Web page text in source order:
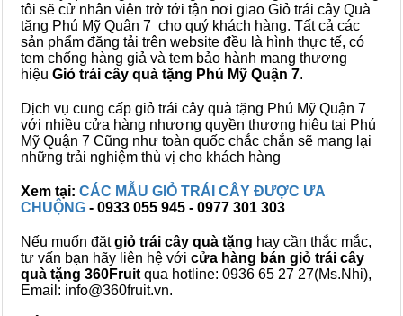
tôi sẽ cử nhân viên trở tới tận nơi giao Giỏ trái cây Quà
tặng Phú Mỹ Quận 7 cho quý khách hàng. Tất cả các
sản phẩm đăng tải trên website đều là hình thực tế, có
tem chống hàng giả và tem bảo hành mang thương
hiệu Giỏ trái cây quà tặng Phú Mỹ Quận 7.
Dịch vụ cung cấp giỏ trái cây quà tặng Phú Mỹ Quận 7
với nhiều cửa hàng nhượng quyền thương hiệu tại Phú
Mỹ Quận 7 Cũng như toàn quốc chắc chắn sẽ mang lại
những trải nghiệm thù vị cho khách hàng
Xem tại: CÁC MẪU GIỎ TRÁI CÂY ĐƯỢC ƯA
CHUỘNG - 0933 055 945 - 0977 301 303
Nếu muốn đặtgiỏ trái cây quà tặng hay cần thắc mắc,
tư vấn bạn hãy liên hệ với cửa hàng bán giỏ trái cây
quà tặng 360Fruit qua hotline: 0936 65 27 27(Ms.Nhi),
Email: info@360fruit.vn.